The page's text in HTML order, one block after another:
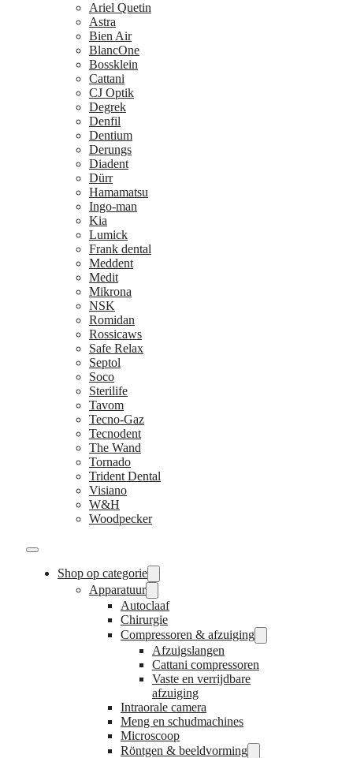
Ariel Quetin
Astra
Bien Air
BlancOne
Bossklein
Cattani
CJ Optik
Degrek
Denfil
Dentium
Derungs
Diadent
Dürr
Hamamatsu
Ingo-man
Kia
Lumick
Frank dental
Meddent
Medit
Mikrona
NSK
Romidan
Rossicaws
Safe Relax
Septol
Soco
Sterilife
Tavom
Tecno-Gaz
Tecnodent
The Wand
Tornado
Trident Dental
Visiano
W&H
Woodpecker
Shop op categorie
Apparatuur
Autoclaaf
Chirurgie
Compressoren & afzuiging
Afzuigslangen
Cattani compressoren
Vaste en verrijdbare
afzuiging
Intraorale camera
Meng en schudmachines
Microscoop
Röntgen & beeldvorming